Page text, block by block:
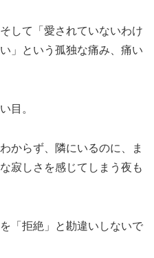
して「愛されていないわけ
」という孤独な痛み、痛い
目。
からず、隣にいるのに、ま
寂しさを感じてしまう夜も
「拒絶」と勘違いしないで